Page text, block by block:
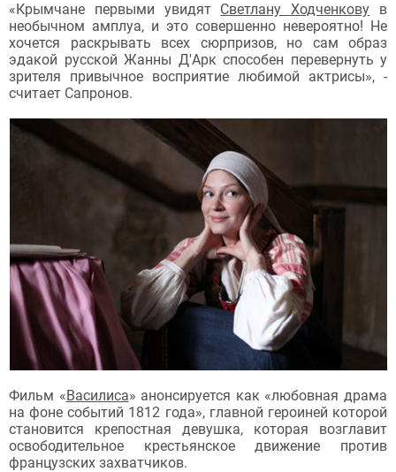
«Крымчане первыми увидят Светлану Ходченкову в
необычном амплуа, и это совершенно невероятно! Не
хочется раскрывать всех сюрпризов, но сам образ
эдакой русской Жанны Д'Арк способен перевернуть у
зрителя привычное восприятие любимой актрисы», -
считает Сапронов.
Фильм «Василиса» анонсируется как «любовная драма
на фоне событий 1812 года», главной героиней которой
становится крепостная девушка, которая возглавит
освободительное крестьянское движение против
французских захватчиков.